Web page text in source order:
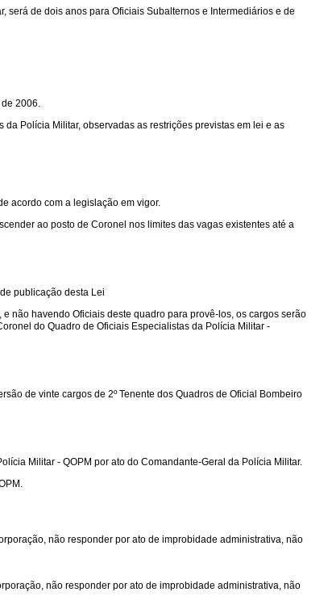
será de dois anos para Oficiais Subalternos e Intermediários e de
2006.
Polícia Militar, observadas as restrições previstas em lei e as
acordo com a legislação em vigor.
ao posto de Coronel nos limites das vagas existentes até a
publicação desta Lei
não havendo Oficiais deste quadro para provê-los, os cargos serão
do Quadro de Oficiais Especialistas da Polícia Militar -
de vinte cargos de 2º Tenente dos Quadros de Oficial Bombeiro
Militar - QOPM por ato do Comandante-Geral da Polícia Militar.
não responder por ato de improbidade administrativa, não
não responder por ato de improbidade administrativa, não